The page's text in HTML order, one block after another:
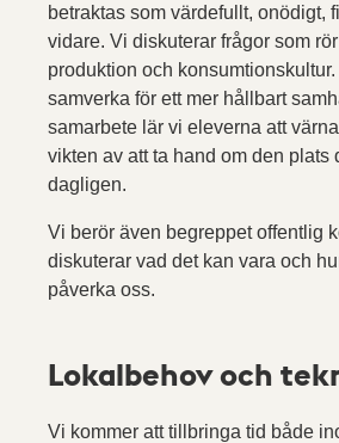
betraktas som värdefullt, onödigt,
vidare. Vi diskuterar frågor som
produktion och
samverka för ett mer hållbart
samarbete lär vi eleverna att
vikten av att ta hand om den plats
dagligen.
Vi berör även begreppet offentlig
diskuterar vad det kan vara och
påverka oss.
Lokalbehov och
Vi kommer att tillbringa tid både